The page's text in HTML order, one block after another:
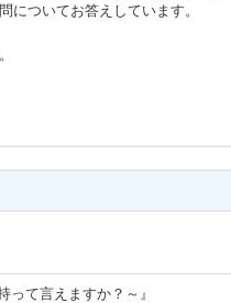
ついてお答えしています。
って言えますか？～』